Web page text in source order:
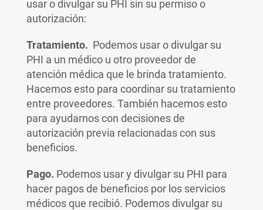
usar o divulgar su PHI sin su permiso o
autorización:
Tratamiento. Podemos usar o divulgar su
PHI a un médico u otro proveedor de
atención médica que le brinda tratamiento.
Hacemos esto para coordinar su tratamiento
entre proveedores. También hacemos esto
para ayudarnos con decisiones de
autorización previa relacionadas con sus
beneficios.
Pago. Podemos usar y divulgar su PHI para
hacer pagos de beneficios por los servicios
médicos que recibió. Podemos divulgar su